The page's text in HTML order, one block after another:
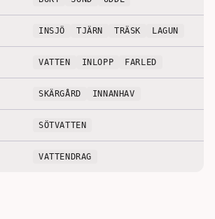
INSJÖ TJÄRN TRÄSK LAGUN
VATTEN INLOPP FARLED
SKÄRGÅRD INNANHAV
SÖTVATTEN
VATTENDRAG